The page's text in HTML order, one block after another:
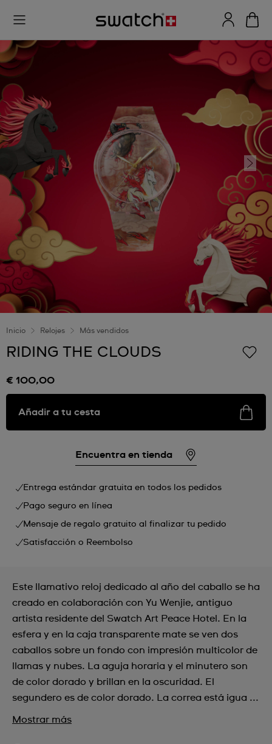
Inicio Relojes Más vendidos
RIDING THE CLOUDS
€ 100,00
Añadir a tu cesta
Encuentra en tienda
Entrega estándar gratuita en todos los pedidos
Pago seguro en línea
Mensaje de regalo gratuito al finalizar tu pedido
Satisfacción o Reembolso
Este llamativo reloj dedicado al año del caballo se ha
creado en colaboración con Yu Wenjie, antiguo
artista residente del Swatch Art Peace Hotel. En la
esfera y en la caja transparente mate se ven dos
caballos sobre un fondo con impresión multicolor de
llamas y nubes. La aguja horaria y el minutero son
de color dorado y brillan en la oscuridad. El
segundero es de color dorado. La correa está igua ...
Mostrar más